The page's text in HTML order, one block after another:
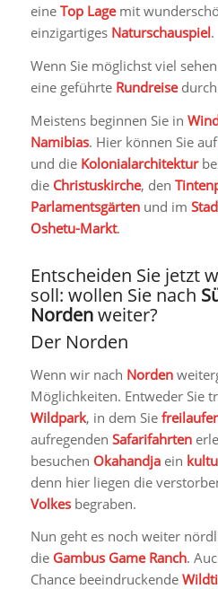
eine Top Lagemit
einzigartiges Naturschauspiel.
Wenn Sie möglichst viel
eine geführte Rundreisedurch
Meistens beginnen Sie in
Namibias. Hier können Sie auf
und die Kolonialarchitektur
die Christuskirche, den
Parlamentsgärtenund im
Oshetu-Markt.
Entscheiden Sie jetzt
soll: wollen Sie nach
Nordenweiter?
Der Norden
Wenn wir nach Norden
Möglichkeiten. Entweder Sie
Wildpark, in dem Sie
aufregenden Safarifahrten
besuchen Okahandjaein
denn hier liegen die
Volkesbegraben.
Nun geht es noch weiter
die Gambus Game Ranch.
Chance beeindruckende